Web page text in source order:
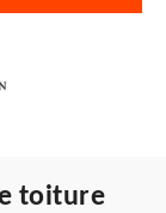
toiture